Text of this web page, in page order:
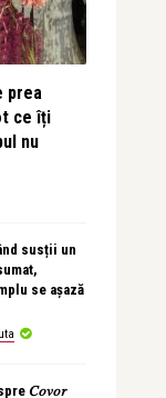
prea
ce îți
nu
susții un
se așază
𝐶𝑜𝑣𝑜𝑟